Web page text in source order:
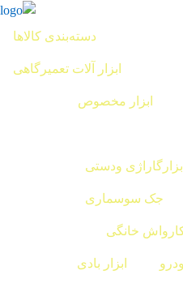
دسته‌بندی کالاها
ابزار آلات تعمیرگاهی
ابزار مخصوص
ابزارگاراژی ودستی
جک سوسماری
خانگی
ابزار بادی